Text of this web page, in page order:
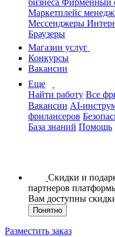
бизнеса Фирменный
Маркетплейс
Мессенджеры
Браузеры
Магазин услуг
Конкурсы
Вакансии
Еще
Найти работу Все
Вакансии AI-
фрилансеров
База знаний Помощь
Скидки и
партнеров
Вам доступны
Понятно
Разместить заказ